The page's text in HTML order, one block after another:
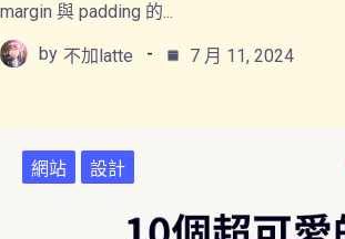
margin 與 padding 的...
by 不加latte 7 月 11, 2024
網站 設計